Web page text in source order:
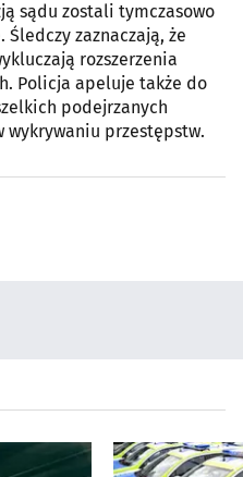
sądu zostali tymczasowo
zaznaczają, że
rozszerzenia
Policja apeluje także do
podejrzanych
wykrywaniu przestępstw.